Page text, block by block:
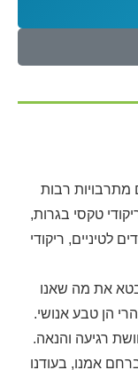
מתרבויות רבות
טקסי בגרות,
לטיניים, ריקודי
את מה שאנו
הן טבע אנושי.
רגיעה והנאה.
אמנו, בעודנו